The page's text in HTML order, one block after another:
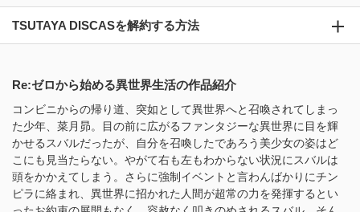
TSUTAYA DISCASを解約する方法
Re:ゼロから始める異世界生活の作品紹介
コンビニからの帰り道、突如として異世界へと召喚されてしまっ
た少年、菜月昴。目の前に広がるファンタジーな異世界に目を輝
かせるスバルだったが、自分を召喚したであろう美少女の姿はど
こにも見当たらない。やがて右も左もわからない状況にスバルは
頭をかかえてしまう。さらに強制イベントと言わんばかりにチン
ピラに絡まれ、異世界に招かれた人間が超常の力を発揮するとい